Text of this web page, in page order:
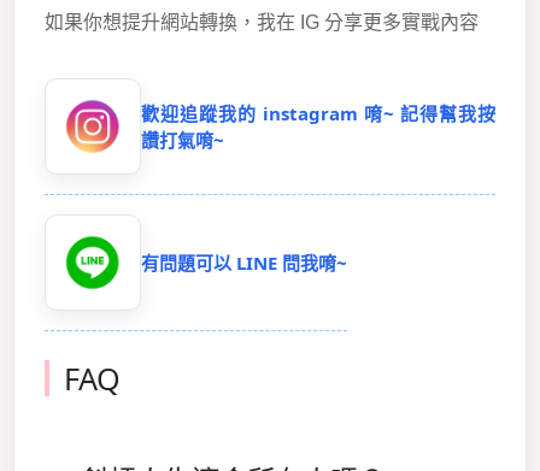
如果你想提升網站轉換，我在 IG 分享更多實戰內容
歡迎追蹤我的 instagram 唷~ 記得幫我按
讚打氣唷~
有問題可以 LINE 問我唷~
FAQ